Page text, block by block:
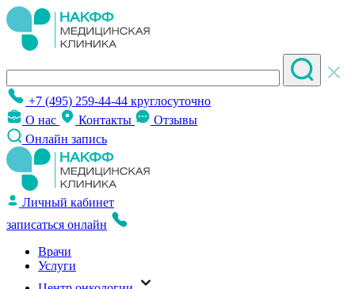
+7 (495) 259-44-44 круглосуточно
О нас
Контакты
Отзывы
Онлайн запись
Личный кабинет
записаться онлайн
Врачи
Услуги